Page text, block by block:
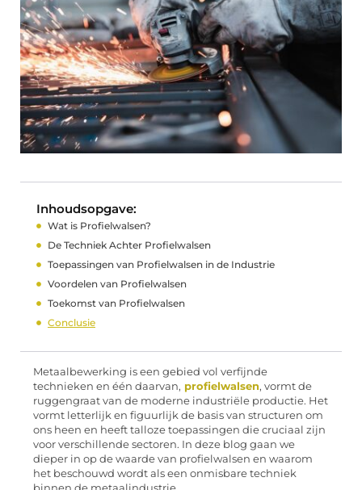
Inhoudsopgave:
Wat is Profielwalsen?
De Techniek Achter Profielwalsen
Toepassingen van Profielwalsen in de Industrie
Voordelen van Profielwalsen
Toekomst van Profielwalsen
Conclusie
Metaalbewerking is een gebied vol verfijnde
technieken en één daarvan, profielwalsen, vormt de
ruggengraat van de moderne industriële productie. Het
vormt letterlijk en figuurlijk de basis van structuren om
ons heen en heeft talloze toepassingen die cruciaal zijn
voor verschillende sectoren. In deze blog gaan we
dieper in op de waarde van profielwalsen en waarom
het beschouwd wordt als een onmisbare techniek